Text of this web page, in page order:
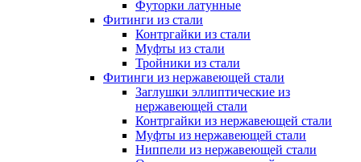
Футорки латунные
Фитинги из стали
Контргайки из стали
Муфты из стали
Тройники из стали
Фитинги из нержавеющей стали
Заглушки эллиптические из
нержавеющей стали
Контргайки из нержавеющей стали
Муфты из нержавеющей стали
Ниппели из нержавеющей стали